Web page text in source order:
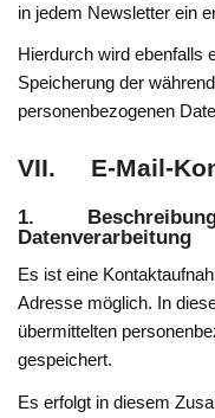
in jedem Newsletter ein
Hierdurch wird ebenfalls
Speicherung der
personenbezogenen
VII. E-Mail-
1. Beschreibung
Datenverarbeitung
Es ist eine
Adresse möglich. In
übermittelten
gespeichert.
Es erfolgt in diesem